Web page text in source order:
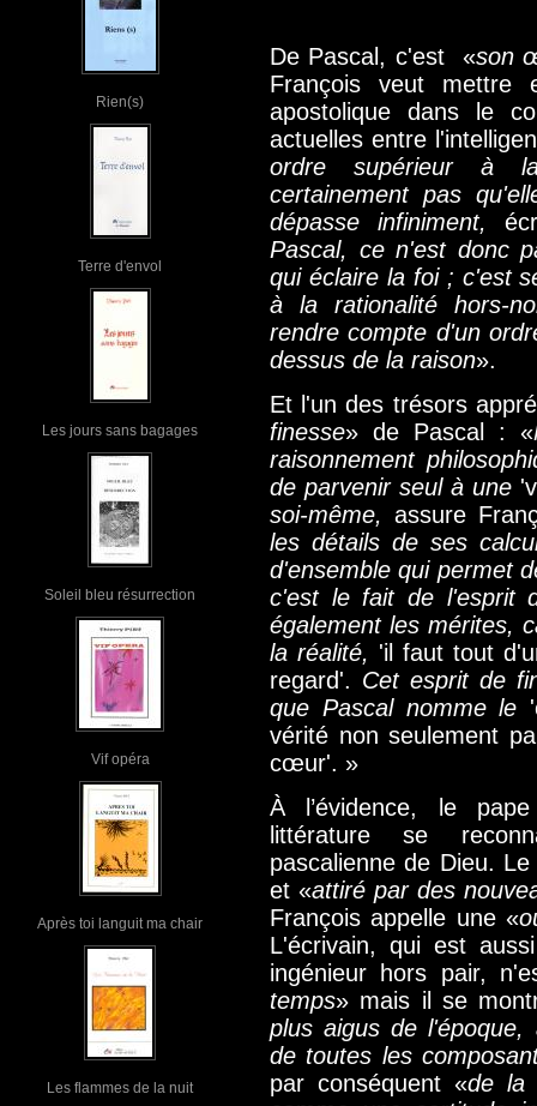
Rien(s)
Terre d'envol
Les jours sans bagages
Soleil bleu résurrection
Vif opéra
Après toi languit ma chair
Les flammes de la nuit
De Pascal, c'est «son
François veut mettre
apostolique dans le
actuelles entre
ordre supérieur à
certainement pas
dépasse infiniment,
Pascal, ce n'est donc
qui éclaire la foi ; c'est
à la rationalité hors-
rendre compte d'un
dessus de la raison».
Et l'un des trésors
finesse» de Pascal : «
raisonnement
de parvenir seul à une
soi-même, assure
les détails de ses
d'ensemble qui permet
c'est le fait de l'esprit
également les mérites,
la réalité, 'il faut tout
regard'. Cet esprit de
que Pascal nomme le
vérité non seulement
cœur'. »
À l’évidence, le
littérature se
pascalienne de Dieu.
et «attiré par des
François appelle une «
L'écrivain, qui est
ingénieur hors pair,
temps» mais il se
plus aigus de l'époque,
de toutes les
par conséquent «de la